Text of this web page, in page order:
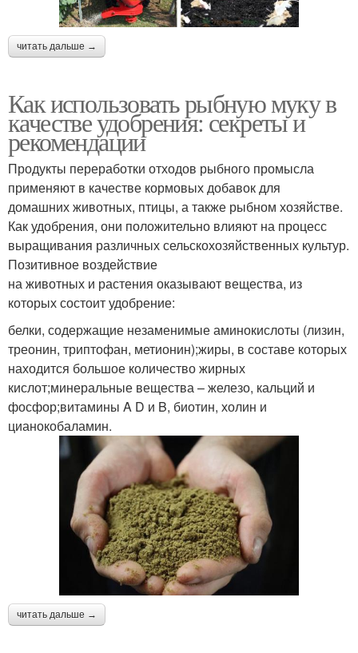
читать дальше →
Как использовать рыбную муку в
качестве удобрения: секреты и
рекомендации
Продукты переработки отходов рыбного промысла
применяют в качестве кормовых добавок для
домашних животных, птицы, а также рыбном хозяйстве.
Как удобрения, они положительно влияют на процесс
выращивания различных сельскохозяйственных культур.
Позитивное воздействие
на животных и растения оказывают вещества, из
которых состоит удобрение:
белки, содержащие незаменимые аминокислоты (лизин,
треонин, триптофан, метионин);жиры, в составе которых
находится большое количество жирных
кислот;минеральные вещества – железо, кальций и
фосфор;витамины A D и B, биотин, холин и
цианокобаламин.
читать дальше →